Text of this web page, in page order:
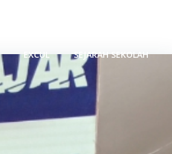
EXCUL SEJARAH SEKOLAH